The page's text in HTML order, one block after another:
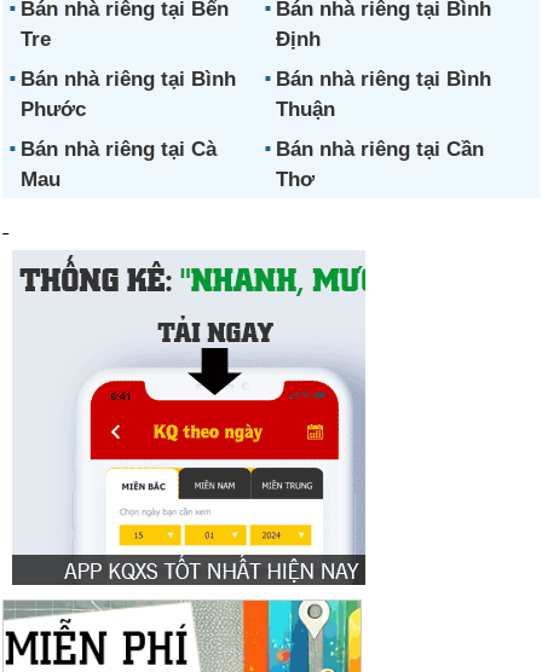
Bán nhà riêng tại Bến
Tre
Bán nhà riêng tại Bình
Định
Bán nhà riêng tại Bình
Phước
Bán nhà riêng tại Bình
Thuận
Bán nhà riêng tại Cà
Mau
Bán nhà riêng tại Cần
Thơ